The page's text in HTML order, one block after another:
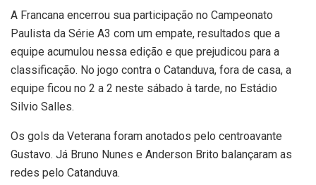
A Francana encerrou sua participação no Campeonato
Paulista da Série A3 com um empate, resultados que a
equipe acumulou nessa edição e que prejudicou para a
classificação. No jogo contra o Catanduva, fora de casa, a
equipe ficou no 2 a 2 neste sábado à tarde, no Estádio
Silvio Salles.
Os gols da Veterana foram anotados pelo centroavante
Gustavo. Já Bruno Nunes e Anderson Brito balançaram as
redes pelo Catanduva.